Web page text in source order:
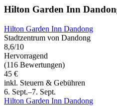
Hilton Garden Inn
Hilton Garden Inn Dandong
Stadtzentrum von Dandong
8,6/10
Hervorragend
(116 Bewertungen)
45 €
inkl. Steuern & Gebühren
6. Sept.–7. Sept.
Hilton Garden Inn Dandong